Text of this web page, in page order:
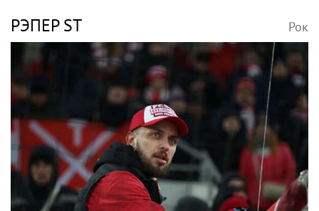
РЭПЕР ST Рок